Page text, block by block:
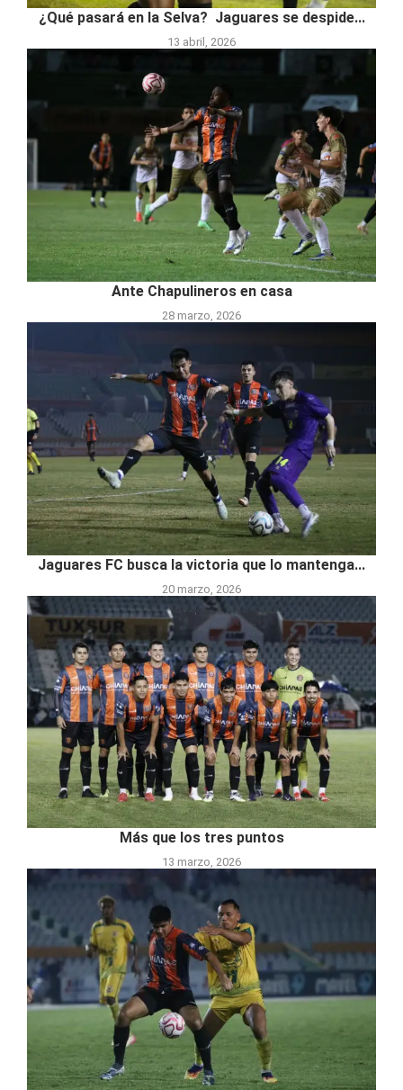
¿Qué pasará en la Selva? Jaguares se despide...
13 abril, 2026
Ante Chapulineros en casa
28 marzo, 2026
Jaguares FC busca la victoria que lo mantenga...
20 marzo, 2026
Más que los tres puntos
13 marzo, 2026